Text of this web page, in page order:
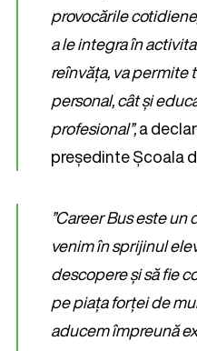
provocările
a le integra în
reînvăța, va permite
personal, cât și
profesional”,a
președinte Școala
”Career Bus este
venim în sprijinul
descopere și să fie
pe piața forței de
aducem împreună